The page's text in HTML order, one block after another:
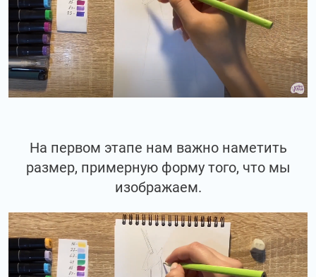
На первом этапе нам важно наметить
размер, примерную форму того, что мы
изображаем.